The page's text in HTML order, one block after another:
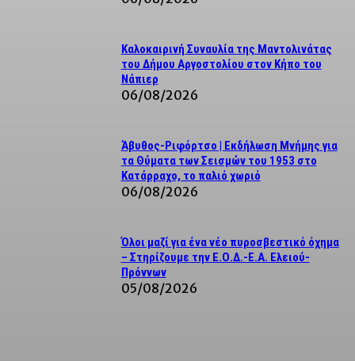
Καλοκαιρινή Συναυλία της Μαντολινάτας
του Δήμου Αργοστολίου στον Κήπο του
Νάπιερ
06/08/2026
Άβυθος-Ριφόρτσο | Εκδήλωση Μνήμης για
τα Θύματα των Σεισμών του 1953 στο
Κατάρραχο, το παλιό χωριό
06/08/2026
Όλοι μαζί για ένα νέο πυροσβεστικό όχημα
– Στηρίζουμε την Ε.Ο.Δ.-Ε.Α. Ελειού-
Πρόννων
05/08/2026